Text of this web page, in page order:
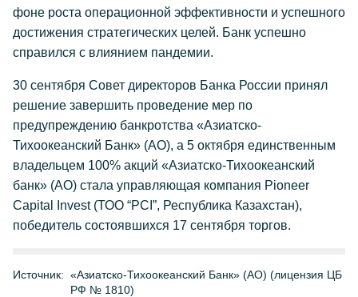
фоне роста операционной эффективности и успешного
достижения стратегических целей. Банк успешно
справился с влиянием пандемии.
30 сентября Совет директоров Банка России принял
решение завершить проведение мер по
предупреждению банкротства «Азиатско-
Тихоокеанский Банк» (АО), а 5 октября единственным
владельцем 100% акций «Азиатско-Тихоокеанский
банк» (АО) стала управляющая компания Pioneer
Capital Invest (ТОО “PCI”, Республика Казахстан),
победитель состоявшихся 17 сентября торгов.
Источник: «Азиатско-Тихоокеанский Банк» (АО) (лицензия ЦБ
РФ № 1810)